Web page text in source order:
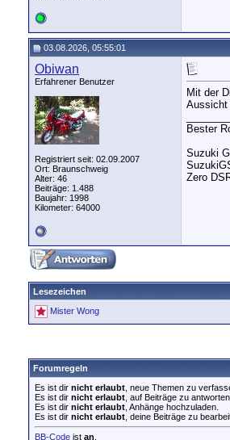
03.08.2026, 05:55:01
Obiwan
Erfahrener Benutzer
Registriert seit: 02.09.2007
Ort: Braunschweig
Alter: 46
Beiträge: 1.488
Baujahr: 1998
Kilometer: 64000
Mit der
Aussicht
Bester
Suzuki
Zero
Lesezeichen
Mister Wong
Forumregeln
Es ist dir nicht erlaubt , neue Themen zu
Es ist dir nicht erlaubt , auf Beiträge zu antworten.
Es ist dir nicht erlaubt , Anhänge hochzuladen.
Es ist dir nicht erlaubt , deine Beiträge zu
BB-Code ist an